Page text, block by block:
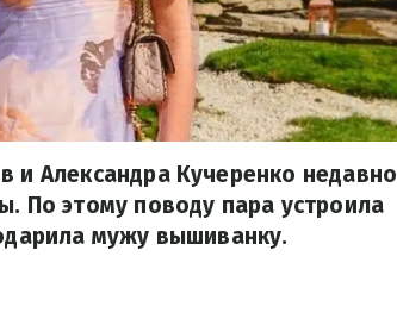
и Александра Кучеренко недавно
По этому поводу пара устроила
мужу вышиванку.